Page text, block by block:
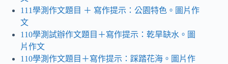
111學測作文題目 ＋ 寫作提示：公園特色。圖片作
文
110學測試辦作文題目＋寫作提示：乾旱缺水 。 圖
片作文
110學測作文題目＋寫作提示：踩踏花海。圖片作